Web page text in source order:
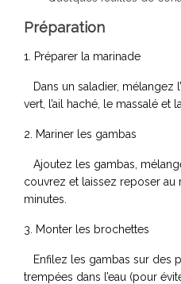
Préparation
1. Préparer la marinade
Dans un saladier, mélangez
vert, l’ail haché, le massalé et
2. Mariner les gambas
Ajoutez les gambas,
couvrez et laissez reposer au
minutes.
3. Monter les brochettes
Enfilez les gambas sur des
trempées dans l’eau (pour